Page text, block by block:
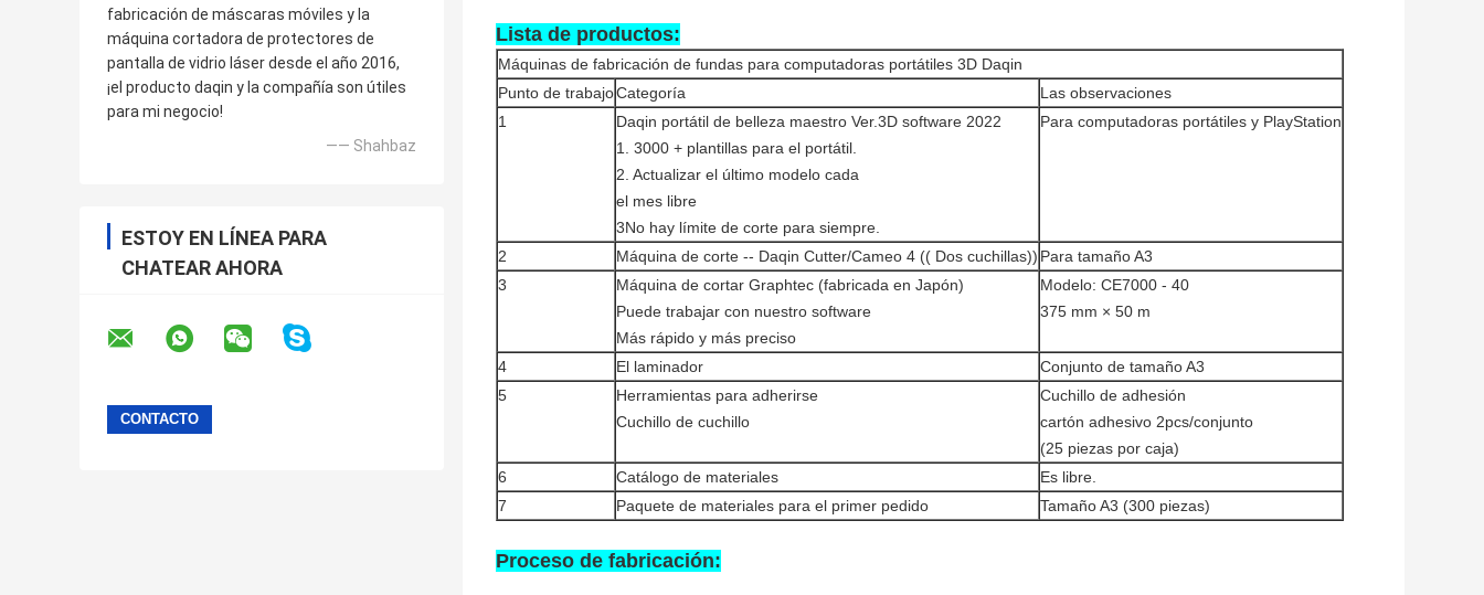
fabricación de máscaras móviles y la
máquina cortadora de protectores de
pantalla de vidrio láser desde el año 2016,
¡el producto daqin y la compañía son útiles
para mi negocio!
—— Shahbaz
ESTOY EN LÍNEA PARA
CHATEAR AHORA
Lista de productos:
Máquinas de fabricación de fundas para computadoras portátiles 3D Daqin
Punto de trabajoCategoría
Las observaciones
1
Daqin portátil de belleza maestro Ver.3D software 2022
1. 3000 + plantillas para el portátil.
2. Actualizar el último modelo cada
el mes libre
3No hay límite de corte para siempre.
Para computadoras portátiles y PlayStation
2 Máquina de corte -- Daqin Cutter/Cameo 4 (( Dos cuchillas)) Para tamaño A3
3
Máquina de cortar Graphtec (fabricada en Japón)
Puede trabajar con nuestro software
Más rápido y más preciso
Modelo: CE7000 - 40
375 mm × 50 m
4 El laminador
Conjunto de tamaño A3
5
Herramientas para adherirse
Cuchillo de cuchillo
Cuchillo de adhesión
cartón adhesivo 2pcs/conjunto
(25 piezas por caja)
6
Catálogo de materiales
Es libre.
7
Paquete de materiales para el primer pedido Tamaño A3 (300 piezas)
Proceso de fabricación: